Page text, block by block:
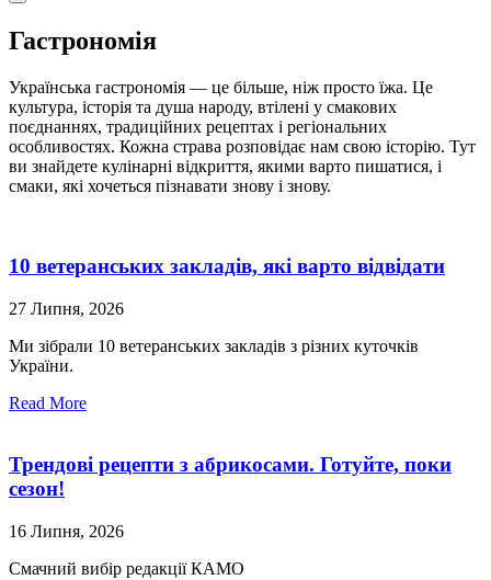
Гастрономія
Українська гастрономія — це більше, ніж просто їжа. Це
культура, історія та душа народу, втілені у смакових
поєднаннях, традиційних рецептах і регіональних
особливостях. Кожна страва розповідає нам свою історію. Тут
ви знайдете кулінарні відкриття, якими варто пишатися, і
смаки, які хочеться пізнавати знову і знову.
10 ветеранських закладів, які варто відвідати
27 Липня, 2026
Ми зібрали 10 ветеранських закладів з різних куточків
України.
Read More
Трендові рецепти з абрикосами. Готуйте, поки
сезон!
16 Липня, 2026
Смачний вибір редакції КАМО